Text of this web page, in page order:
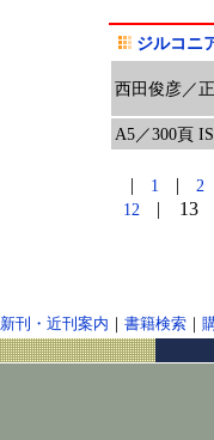
ジルコニ
西田俊彦／
A5／300頁
| 1 |
12 | 13
新刊・近刊案内 書籍検索｜